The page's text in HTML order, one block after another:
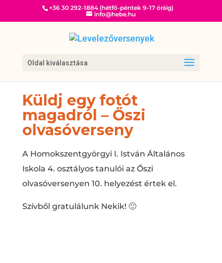
+36 30 292-1884 (hétfő-péntek 9-17 óráig)
info@hebe.hu
Oldal kiválasztása
Küldj egy fotót
magadról – Őszi
olvasóverseny
A Homokszentgyörgyi I. István Általános
Iskola 4. osztályos tanulói az Őszi
olvasóversenyen 10. helyezést értek el.
Szívből gratulálunk Nekik! 🙂